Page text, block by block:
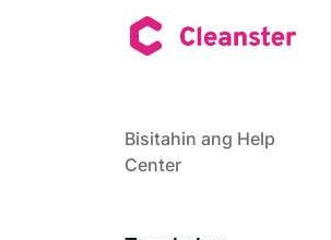
Bisitahin ang Help
Center